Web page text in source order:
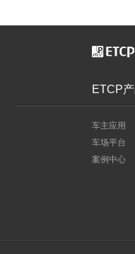
ETCP
车主应用
车场平台
案例中心